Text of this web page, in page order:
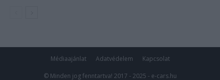
Médiaajánlat Adatvédelem Kapcsolat
© Minden jog fenntartva! 2017 - 2025 - e-cars.hu